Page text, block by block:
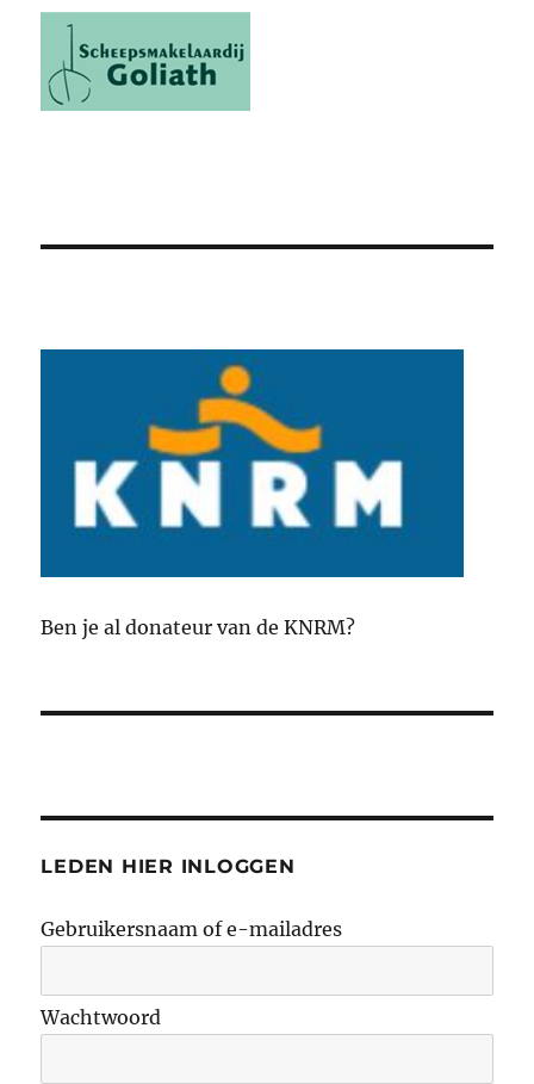
Ben je al donateur van de KNRM?
LEDEN HIER INLOGGEN
Gebruikersnaam of e-mailadres
Wachtwoord